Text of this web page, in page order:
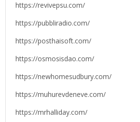
https://revivepsu.com/
https://pubbliradio.com/
https://posthaisoft.com/
https://osmosisdao.com/
https://newhomesudbury.com/
https://muhurevdeneve.com/
https://mrhalliday.com/